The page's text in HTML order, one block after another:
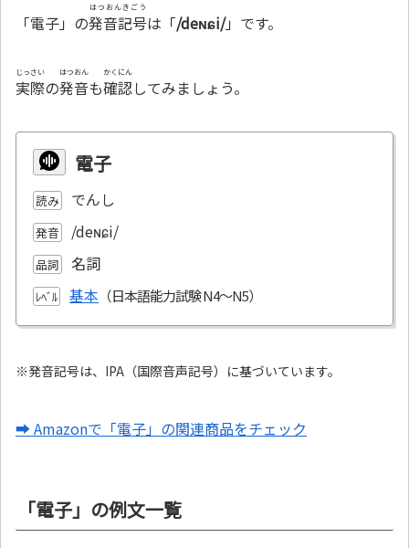
「電子」の発音記号
はつおんきごう
は「/deɴɕi/」です。
実際
じっさい
の発音
はつおん
も確認
かくにん
してみましょう。
電子
読み でんし
発音 /deɴɕi/
品詞 名詞
ﾚﾍﾞﾙ 基本
※発音記号は、IPA（国際音声記号）に基づいています。
➡ Amazonで「電子」の関連商品をチェック
「電子」の例文一覧